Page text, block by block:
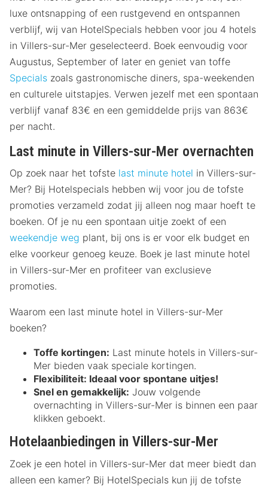
luxe ontsnapping of een rustgevend en ontspannen
verblijf, wij van HotelSpecials hebben voor jou 4 hotels
in Villers-sur-Mer geselecteerd. Boek eenvoudig voor
Augustus, September of later en geniet van toffe
Specials zoals gastronomische diners, spa-weekenden
en culturele uitstapjes. Verwen jezelf met een spontaan
verblijf vanaf 83€ en een gemiddelde prijs van 863€
per nacht.
Last minute in Villers-sur-Mer overnachten
Op zoek naar het tofste last minute hotel in Villers-sur-
Mer? Bij Hotelspecials hebben wij voor jou de tofste
promoties verzameld zodat jij alleen nog maar hoeft te
boeken. Of je nu een spontaan uitje zoekt of een
weekendje weg plant, bij ons is er voor elk budget en
elke voorkeur genoeg keuze. Boek je last minute hotel
in Villers-sur-Mer en profiteer van exclusieve
promoties.
Waarom een last minute hotel in Villers-sur-Mer
boeken?
Toffe kortingen: Last minute hotels in Villers-sur-
Mer bieden vaak speciale kortingen.
Flexibiliteit: Ideaal voor spontane uitjes!
Snel en gemakkelijk: Jouw volgende
overnachting in Villers-sur-Mer is binnen een paar
klikken geboekt.
Hotelaanbiedingen in Villers-sur-Mer
Zoek je een hotel in Villers-sur-Mer dat meer biedt dan
alleen een kamer? Bij HotelSpecials kun jij de tofste